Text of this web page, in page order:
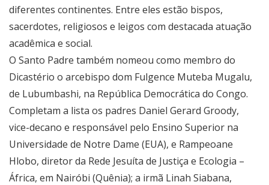
diferentes continentes. Entre eles estão bispos,
sacerdotes, religiosos e leigos com destacada atuação
acadêmica e social.
O Santo Padre também nomeou como membro do
Dicastério o arcebispo dom Fulgence Muteba Mugalu,
de Lubumbashi, na República Democrática do Congo.
Completam a lista os padres Daniel Gerard Groody,
vice-decano e responsável pelo Ensino Superior na
Universidade de Notre Dame (EUA), e Rampeoane
Hlobo, diretor da Rede Jesuíta de Justiça e Ecologia –
África, em Nairóbi (Quênia); a irmã Linah Siabana,